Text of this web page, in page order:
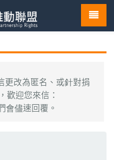
更改為匿名、或針對捐
歡迎您來信：
會儘速回覆。